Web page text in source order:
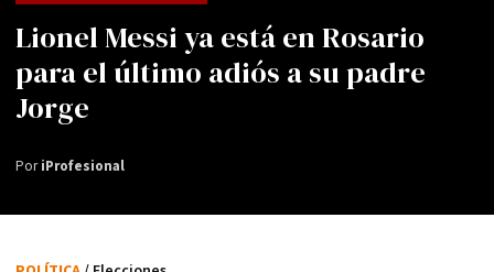
Lionel Messi ya está en Rosario
para el último adiós a su padre
Jorge
PoriProfesional